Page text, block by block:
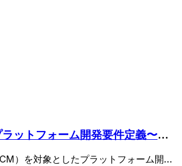
ットフォーム開発要件定義〜テ
）を対象としたプラットフォーム開発